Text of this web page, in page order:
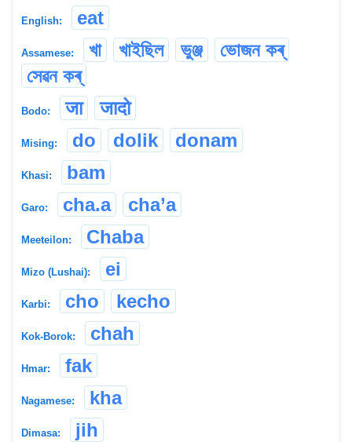
English: eat
Assamese: খা খাইছিল ভুঞ্জ
ভোজন কৰ্
সেৱন কৰ্
Bodo: जा जादो
Mising: do dolik donam
Khasi: bam
Garo: cha.a cha’a
Meeteilon: Chaba
Mizo (Lushai): ei
Karbi: cho kecho
Kok-Borok: chah
Hmar: fak
Nagamese: kha
Dimasa: jih